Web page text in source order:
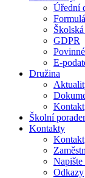
Úřední
GDPR
E-
Družina
Kontakt
Školní
Kontakty
Kontakt
Napište
Odkazy